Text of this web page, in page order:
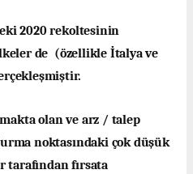
2020 rekoltesinin
de (özellikle İtalya ve
olan ve arz / talep
noktasındaki çok düşük
fırsata